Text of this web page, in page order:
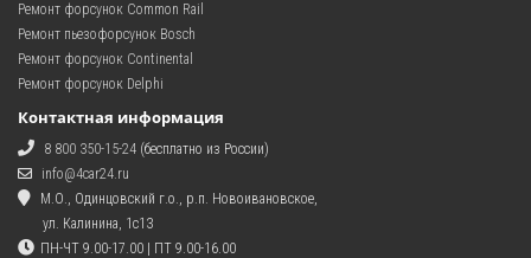
Ремонт форсунок Common Rail
Ремонт пьезофорсунок Bosch
Ремонт форсунок Continental
Ремонт форсунок Delphi
Контактная информация
8 800 350-15-24 (бесплатно из России)
info@4car24.ru
М.О., Одинцовский г.о., р.п. Новоивановское,
ул. Калинина, 1с13
ПН-ЧТ 9.00-17.00 | ПТ 9.00-16.00